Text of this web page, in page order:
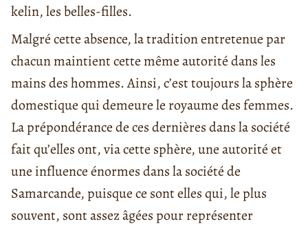
kelin, les belles-filles.
Malgré cette absence, la tradition entretenue par
chacun maintient cette même autorité dans les
mains des hommes. Ainsi, c’est toujours la sphère
domestique qui demeure le royaume des femmes.
La prépondérance de ces dernières dans la société
fait qu’elles ont, via cette sphère, une autorité et
une influence énormes dans la société de
Samarcande, puisque ce sont elles qui, le plus
souvent, sont assez âgées pour représenter